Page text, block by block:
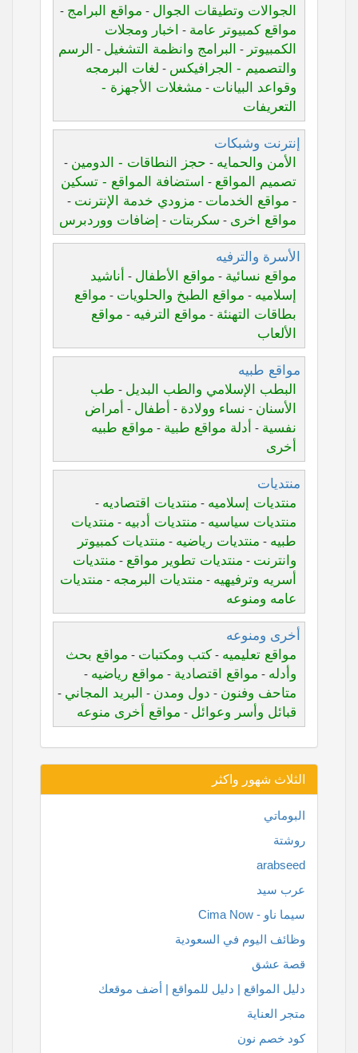
الجوالات وتطيقات الجوال - مواقع البرامج -
مواقع كمبيوتر عامة - اخبار ومجلات
الكمبيوتر - البرامج وانظمة التشغيل - الرسم
والتصميم - الجرافيكس - لغات البرمجه
وقواعد البيانات - مشغلات الأجهزة -
التعريفات
إنترنت وشبكات
الأمن والحمايه - حجز النطاقات - الدومين -
تصميم المواقع - استضافة المواقع - تسكين
- مواقع الخدمات - مزودي خدمة الإنترنت -
مواقع اخرى - سكربتات - إضافات ووردبرس
الأسرة والترفيه
مواقع نسائية - مواقع الأطفال - أناشيد
إسلاميه - مواقع الطبخ والحلويات - مواقع
بطاقات التهنئة - مواقع الترفيه - مواقع
الألعاب
مواقع طبيه
البطب الإسلامي والطب البديل - طب
الأسنان - نساء وولادة - أطفال - أمراض
نفسية - أدلة مواقع طبية - مواقع طبيه
أخرى
منتديات
منتديات إسلاميه - منتديات اقتصاديه -
منتديات سياسيه - منتديات أدبيه - منتديات
طبيه - منتديات رياضيه - منتديات كمبيوتر
وانترنت - منتديات تطوير مواقع - منتديات
أسريه وترفيهيه - منتديات البرمجه - منتديات
عامه ومنوعه
أخرى ومنوعه
مواقع تعليميه - كتب ومكتبات - مواقع بحث
وأدله - مواقع اقتصادية - مواقع رياضيه -
متاحف وفنون - دول ومدن - البريد المجاني -
قبائل وأسر وعوائل - مواقع أخرى منوعه
الثلاث شهور واكثر
البوماتي
روشتة
arabseed
عرب سيد
سيما ناو - Cima Now
وظائف اليوم في السعودية
قصة عشق
دليل المواقع | دليل للمواقع | أضف موقعك
متجر العناية
كود خصم نون